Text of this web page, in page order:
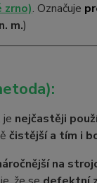
zrno). Označuje
m.)
je nejčastěji
čistější a tím i
na